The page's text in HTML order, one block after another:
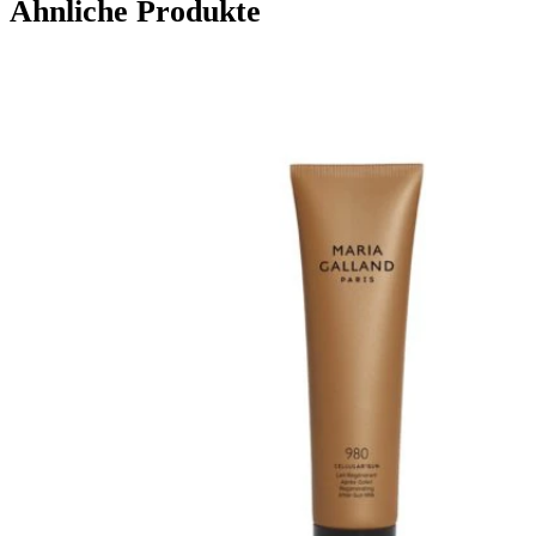
Ähnliche Produkte